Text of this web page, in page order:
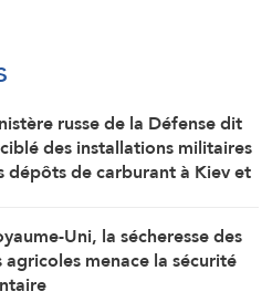
russe de la Défense dit
des installations militaires
dépôts de carburant à Kiev et
Uni, la sécheresse des
menace la sécurité